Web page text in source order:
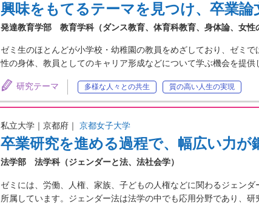
興味をもてるテーマを見つけ、卒業論
発達教育学部 教育学科（ダンス教育、体育科教育、身体論、女性
ゼミ生のほとんどが小学校・幼稚園の教員をめざしており、ゼミ
性の身体、教員としてのキャリア形成などについて学ぶ機会を提
研究テーマ 多様な人々との共生 質の高い人生の実現
私立大学｜京都府｜京都女子大学
卒業研究を進める過程で、幅広い力が
法学部 法学科（ジェンダーと法、法社会学）
ゼミには、労働、人権、家族、子どもの人権などに関わるジェン
所属しています。ジェンダー法は法学の中でも応用分野であり、